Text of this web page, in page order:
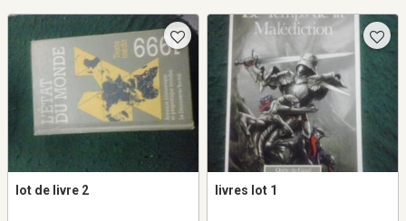
lot de livre 2 livres lot 1